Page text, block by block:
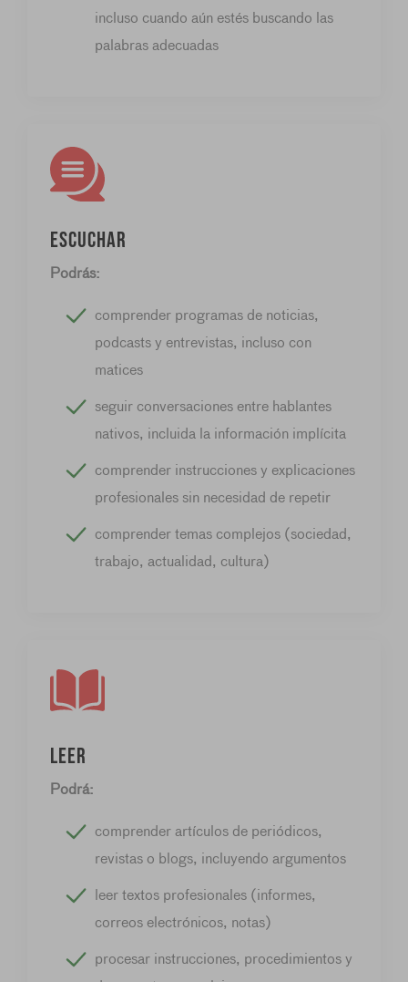
incluso cuando aún estés buscando las
palabras adecuadas
Escuchar
Podrás:
comprender programas de noticias,
podcasts y entrevistas, incluso con
matices
seguir conversaciones entre hablantes
nativos, incluida la información implícita
comprender instrucciones y explicaciones
profesionales sin necesidad de repetir
comprender temas complejos (sociedad,
trabajo, actualidad, cultura)
Leer
Podrá:
comprender artículos de periódicos,
revistas o blogs, incluyendo argumentos
leer textos profesionales (informes,
correos electrónicos, notas)
procesar instrucciones, procedimientos y